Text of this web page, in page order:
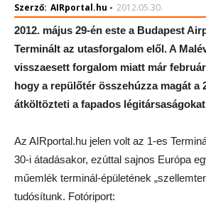
Szerző: AIRportal.hu - 2012.05.30.
2012. május 29-én este a Budapest
Terminált az utasforgalom elől. A
visszaesett forgalom miatt már
hogy a repülőtér összehúzza magát a
átköltözteti a fapados
Az AIRportal.hu jelen volt az 1-es
30-i átadásakor, ezúttal sajnos Európa
műemlék terminál-épületének
tudósítunk. Fotóriport: